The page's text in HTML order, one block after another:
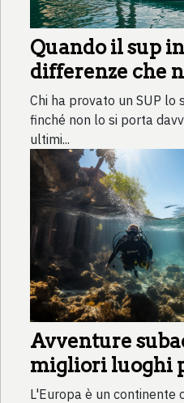
Quando il sup
differenze che
Chi ha provato un SUP lo
finché non lo si porta
ultimi...
Avventure
migliori luoghi
snorkeling in
L'Europa è un continente